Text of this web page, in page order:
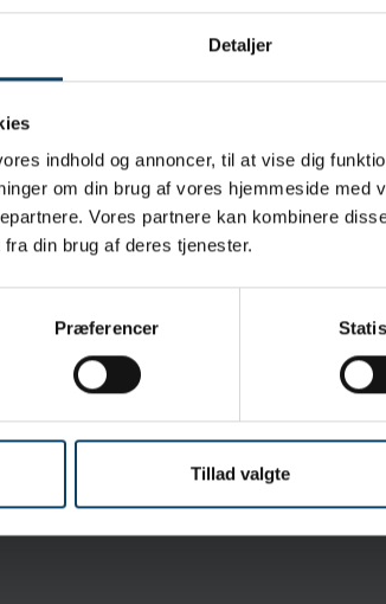
Detaljer
indhold og annoncer, til at vise dig
om din brug af vores hjemmeside med
Vores partnere kan kombinere
din brug af deres tjenester.
Præferencer
Tillad valgte
agents
production of cytostatics
detectable)
use thanks to triple polyethylene